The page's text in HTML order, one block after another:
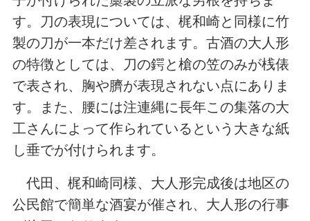
す。刀の表現については、梶和崎と同様に竹
製の刀が一本だけ差されます。古酒の大人形
の特徴としては、刀の鍔と槍の笠のみが桟俵
で表され、胸や臍が表現されない点にありま
す。また、腰には注連縄に長年この集落の大
工さんによって作られているという大きな紙
し垂でが付けられます。
代田、梶和崎同様、大人形完成後は地区の
公民館で簡単な酒宴が催され、大人形の行事